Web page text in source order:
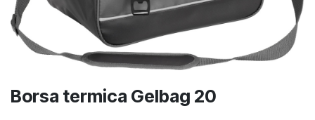
Borsa termica Gelbag 20